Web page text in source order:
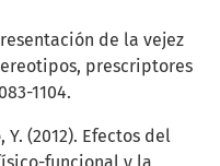
de la vejez
prescriptores
1104.
Y. (2012). Efectos del